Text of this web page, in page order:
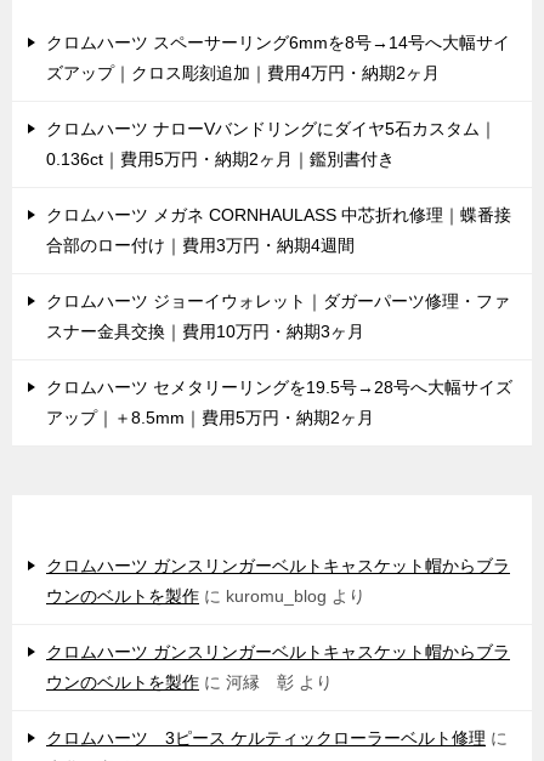
クロムハーツ スペーサーリング6mmを8号→14号へ大幅サイ
ズアップ｜クロス彫刻追加｜費用4万円・納期2ヶ月
クロムハーツ ナローVバンドリングにダイヤ5石カスタム｜
0.136ct｜費用5万円・納期2ヶ月｜鑑別書付き
クロムハーツ メガネ CORNHAULASS 中芯折れ修理｜蝶番接
合部のロー付け｜費用3万円・納期4週間
クロムハーツ ジョーイウォレット｜ダガーパーツ修理・ファ
スナー金具交換｜費用10万円・納期3ヶ月
クロムハーツ セメタリーリングを19.5号→28号へ大幅サイズ
アップ｜＋8.5mm｜費用5万円・納期2ヶ月
クロムハーツ ガンスリンガーベルトキャスケット帽からブラ
ウンのベルトを製作 に kuromu_blog より
クロムハーツ ガンスリンガーベルトキャスケット帽からブラ
ウンのベルトを製作 に 河縁 彰 より
クロムハーツ 3ピース ケルティックローラーベルト修理 に